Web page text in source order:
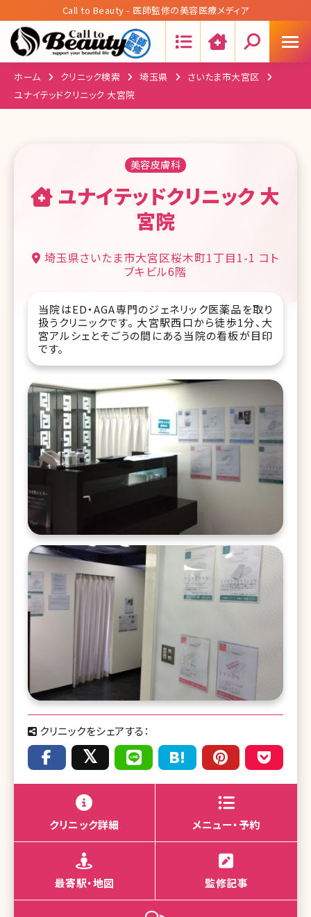
Call to Beauty - 医師監修の美容医療メディア
ホーム クリニック検索 埼玉県
さいたま市大宮区
ユナイテッドクリニック 大宮院
美容皮膚科
ユナイテッドクリニック 大
宮院
埼玉県さいたま市大宮区桜木町1丁目1-1 コト
ブキビル6階
当院はED・AGA専門のジェネリック医薬品を取り
扱うクリニックです。 大宮駅西口から徒歩1分、大
宮アルシェとそごうの間にある当院の看板が目印
です。
クリニックをシェアする：
クリニック詳細 メニュー・予約
最寄駅・地図 監修記事